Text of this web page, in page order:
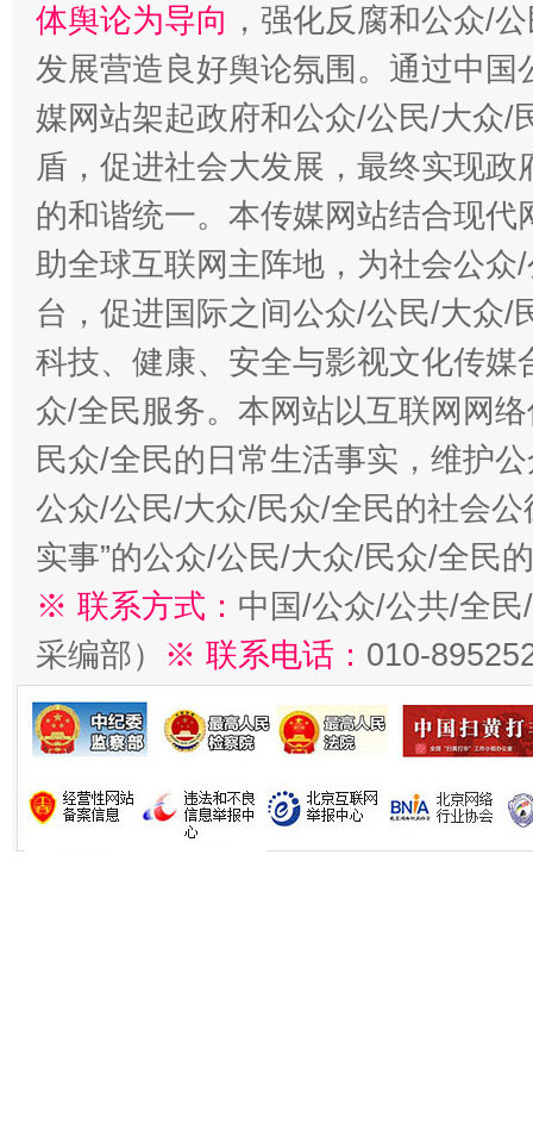
体舆论为导向 ，强化反腐和公众/
发展营造良好舆论氛围。通过中
媒网站架起政府和公众/公民/大众/
盾，促进社会大发展，最终实现
的和谐统一。本传媒网站结合现
助全球互联网主阵地，为社会公
台，促进国际之间公众/公民/大众/
科技、健康、安全与影视文化传
众/全民服务。本网站以互联网网
民众/全民的日常生活事实，维护
公众/公民/大众/民众/全民的社会公
实事”的公众/公民/大众/民众/全民
※ 联系方式： 中国/公众/公共/全
采编部） ※ 联系电话： 010-